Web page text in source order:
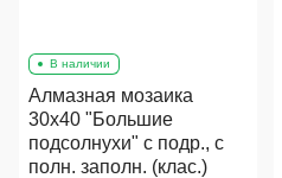
В наличии
Алмазная мозаика
30х40 "Большие
подсолнухи" с подр., с
полн. заполн. (клас.)